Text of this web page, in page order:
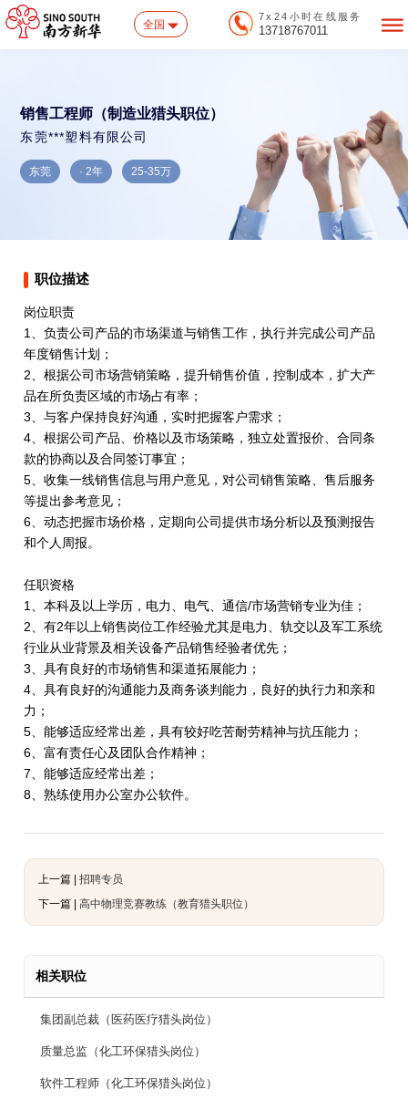
全国
7x24小时在线服务
13718767011
销售工程师（制造业猎头职位）
东莞***塑料有限公司
东莞 · 2年 25-35万
职位描述
岗位职责
1、负责公司产品的市场渠道与销售工作，执行并完成公司产品
年度销售计划；
2、根据公司市场营销策略，提升销售价值，控制成本，扩大产
品在所负责区域的市场占有率；
3、与客户保持良好沟通，实时把握客户需求；
4、根据公司产品、价格以及市场策略，独立处置报价、合同条
款的协商以及合同签订事宜；
5、收集一线销售信息与用户意见，对公司销售策略、售后服务
等提出参考意见；
6、动态把握市场价格，定期向公司提供市场分析以及预测报告
和个人周报。
任职资格
1、本科及以上学历，电力、电气、通信/市场营销专业为佳；
2、有2年以上销售岗位工作经验尤其是电力、轨交以及军工系统
行业从业背景及相关设备产品销售经验者优先；
3、具有良好的市场销售和渠道拓展能力；
4、具有良好的沟通能力及商务谈判能力，良好的执行力和亲和
力；
5、能够适应经常出差，具有较好吃苦耐劳精神与抗压能力；
6、富有责任心及团队合作精神；
7、能够适应经常出差；
8、熟练使用办公室办公软件。
上一篇 | 招聘专员
下一篇 | 高中物理竞赛教练（教育猎头职位）
相关职位
集团副总裁（医药医疗猎头岗位）
质量总监（化工环保猎头岗位）
软件工程师（化工环保猎头岗位）